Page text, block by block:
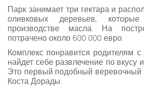
Парк занимает три гектара и
оливковых деревьев,
производстве масла. На
потрачено около 600 000 евро.
Комплекс понравится родителям
найдет себе развлечение по вкусу
Это первый подобный веревочный
Коста Дорады.